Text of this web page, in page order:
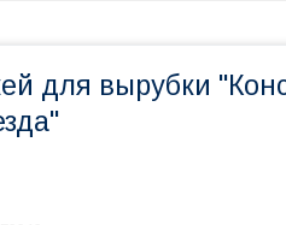
для вырубки